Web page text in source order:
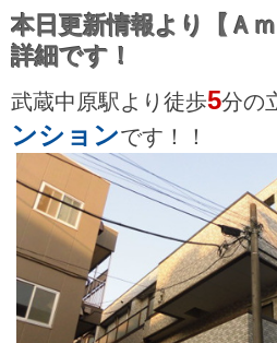
本日更新情報より【Ａ
詳細です！
武蔵中原駅より徒歩5分の
ンションです！！